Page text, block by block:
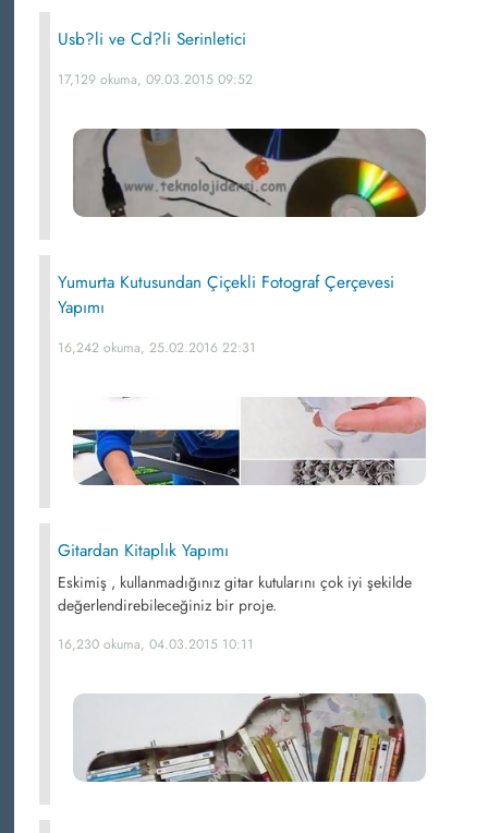
Usb?li ve Cd?li Serinletici
17,129 okuma, 09.03.2015 09:52
Yumurta Kutusundan Çiçekli Fotograf Çerçevesi
Yapımı
16,242 okuma, 25.02.2016 22:31
Gitardan Kitaplık Yapımı
Eskimiş , kullanmadığınız gitar kutularını çok iyi şekilde
değerlendirebileceğiniz bir proje.
16,230 okuma, 04.03.2015 10:11